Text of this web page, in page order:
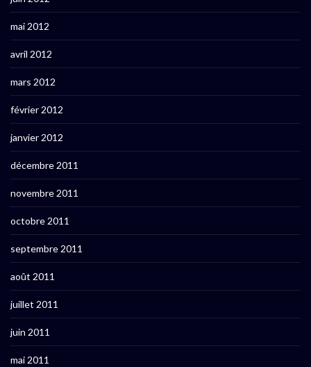
mai 2012
avril 2012
mars 2012
février 2012
janvier 2012
décembre 2011
novembre 2011
octobre 2011
septembre 2011
août 2011
juillet 2011
juin 2011
mai 2011